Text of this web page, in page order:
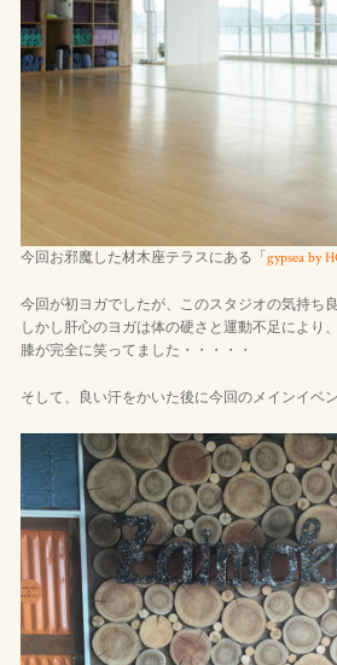
今回お邪魔した材木座テラスにある「 gypsea by
今回が初ヨガでしたが、このスタジオの気持ち
しかし肝心のヨガは体の硬さと運動不足により
膝が完全に笑ってました・・・・・
そして、良い汗をかいた後に今回のメインイベ